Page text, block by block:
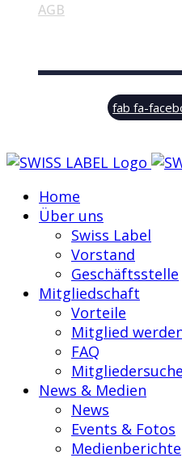
AGB
© Swiss Label, All rights
fab fa-
Home
Über uns
Swiss Label
Vorstand
Geschäftsstelle
Mitgliedschaft
Vorteile
Mitglied
FAQ
Mitgliedersuche
News & Medien
News
Events & Fotos
Medienberichte